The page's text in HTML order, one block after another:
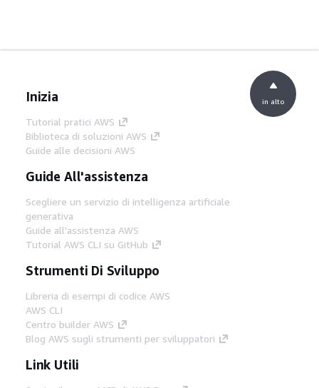
Inizia
Tutorial pratici AWS
Biblioteca di soluzioni AWS
Guide alle decisioni AWS
Guide All'assistenza
Scegliere un servizio di intelligenza artificiale
generativa
Guide all'assistenza AWS
Tutorial AWS CLI su GitHub
Strumenti Di Sviluppo
Libreria di esempi di codice AWS
AWS CLI
Centro builder AWS
Blog AWS sugli strumenti per sviluppatori
Link Utili
in alto